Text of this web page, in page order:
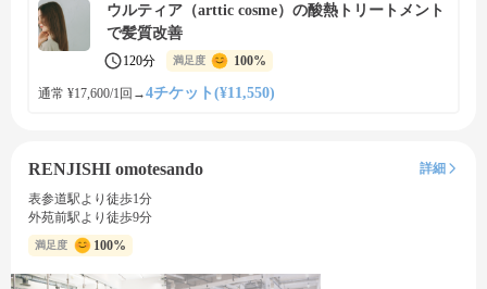
ウルティア（arttic cosme）の酸熱トリートメント
で髪質改善
120分 満足度 100%
通常 ¥17,600/1回 →4チケット(¥11,550)
RENJISHI omotesando
詳細
表参道駅より徒歩1分
外苑前駅より徒歩9分
満足度 100%